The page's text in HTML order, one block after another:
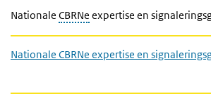
Nationale CBRNe expertise en
Nationale CBRNe expertise en